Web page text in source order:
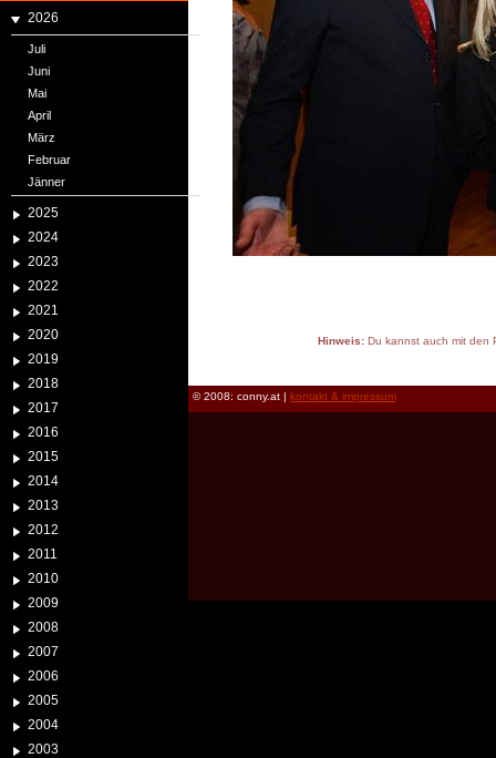
2026
Juli
Juni
Mai
April
März
Februar
Jänner
2025
2024
2023
2022
2021
2020
2019
2018
2017
2016
2015
2014
2013
2012
2011
2010
2009
2008
2007
2006
2005
2004
2003
Hinweis:Du kannst auch mit den
© 2008: conny.at | kontakt & impressum